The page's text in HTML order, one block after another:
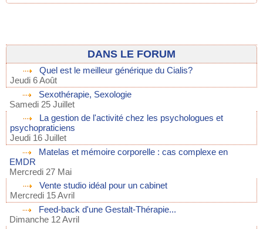
DANS LE FORUM
Quel est le meilleur générique du Cialis?
Jeudi 6 Août
Sexothérapie, Sexologie
Samedi 25 Juillet
La gestion de l'activité chez les psychologues et
psychopraticiens
Jeudi 16 Juillet
Matelas et mémoire corporelle : cas complexe en
EMDR
Mercredi 27 Mai
Vente studio idéal pour un cabinet
Mercredi 15 Avril
Feed-back d'une Gestalt-Thérapie...
Dimanche 12 Avril